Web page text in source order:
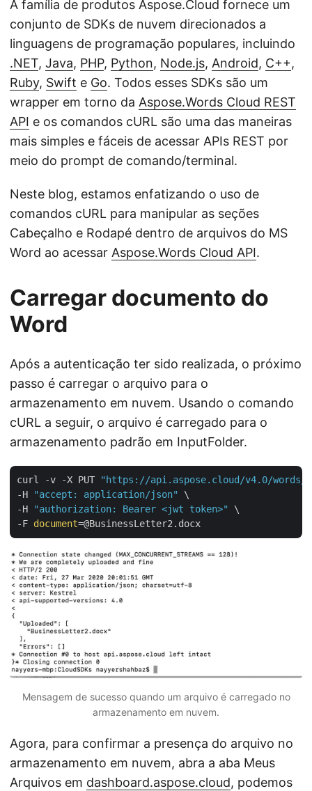
A família de produtos Aspose.Cloud fornece um
conjunto de SDKs de nuvem direcionados a
linguagens de programação populares, incluindo
.NET, Java, PHP, Python, Node.js, Android, C++,
Ruby, Swift e Go. Todos esses SDKs são um
wrapper em torno da Aspose.Words Cloud REST
API e os comandos cURL são uma das maneiras
mais simples e fáceis de acessar APIs REST por
meio do prompt de comando/terminal.
Neste blog, estamos enfatizando o uso de
comandos cURL para manipular as seções
Cabeçalho e Rodapé dentro de arquivos do MS
Word ao acessar Aspose.Words Cloud API.
Carregar documento do
Word
Após a autenticação ter sido realizada, o próximo
passo é carregar o arquivo para o
armazenamento em nuvem. Usando o comando
cURL a seguir, o arquivo é carregado para o
armazenamento padrão em InputFolder.
curl -v -X PUT
"https://api.aspose.cloud/v4.0/
-H
"accept: application/json"
\
-H
"authorization: Bearer <jwt token>"
\
-F document
Mensagem de sucesso quando um arquivo é carregado no
armazenamento em nuvem.
Agora, para confirmar a presença do arquivo no
armazenamento em nuvem, abra a aba Meus
Arquivos em dashboard.aspose.cloud, podemos